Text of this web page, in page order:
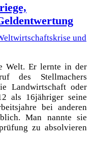
Welt. Er lernte in der
des Stellmachers
Landwirtschaft oder
als 16jähriger seine
bei anderen
Man nannte sie
zu absolvieren